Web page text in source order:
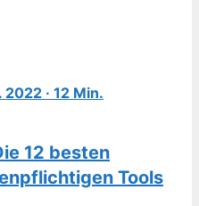
2022 · 12 Min.
12 besten
Tools